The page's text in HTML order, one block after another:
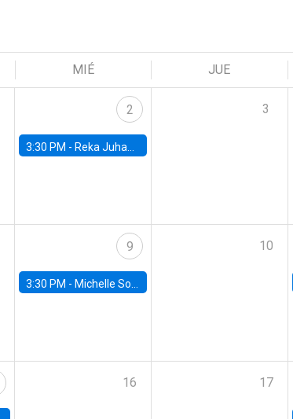
MIÉ JUE
2
3:30 PM - Reka Juhazs, University of British Columbia
3
9
3:30 PM - Michelle Sovinsky, Manheimm University
10
16 17